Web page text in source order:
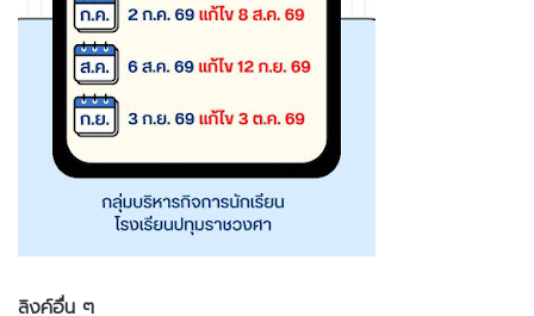
ลิงค์อื่น ๆ